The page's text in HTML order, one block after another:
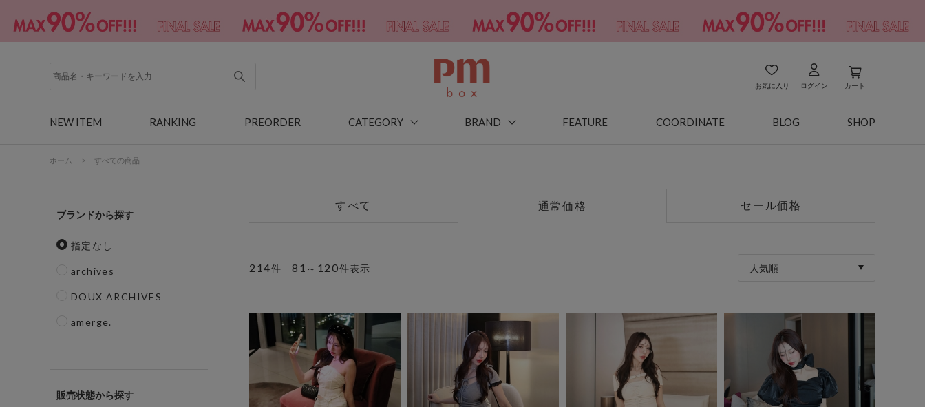
お気に入り ログイン カート
NEW ITEM RANKING PREORDER CATEGORY BRAND FEATURE COORDINATE BLOG SHOP
ホーム > すべての商品
ブランド
指定なし
archives
DOUX ARCHIVES
amerge.
販売状態
すべて 通常価格 セール価格
214件 81 ～ 120件表示 人気順